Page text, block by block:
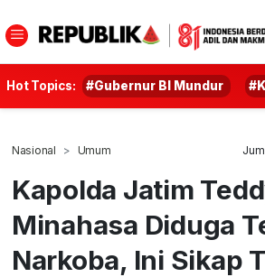
Hot Topics: #Gubernur BI Mundur
Nasional Umum
Kapolda Jatim
Minahasa Diduga
Narkoba, Ini Sikap